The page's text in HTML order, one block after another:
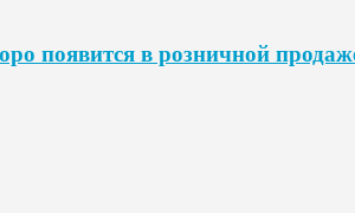
появится в розничной